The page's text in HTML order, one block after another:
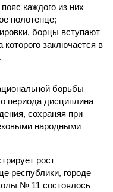
каждого из них
полотенце;
борцы вступают
которого заключается в
борьбы
периода дисциплина
сохраняя при
народными
рост
республики, городе
№ 11 состоялось